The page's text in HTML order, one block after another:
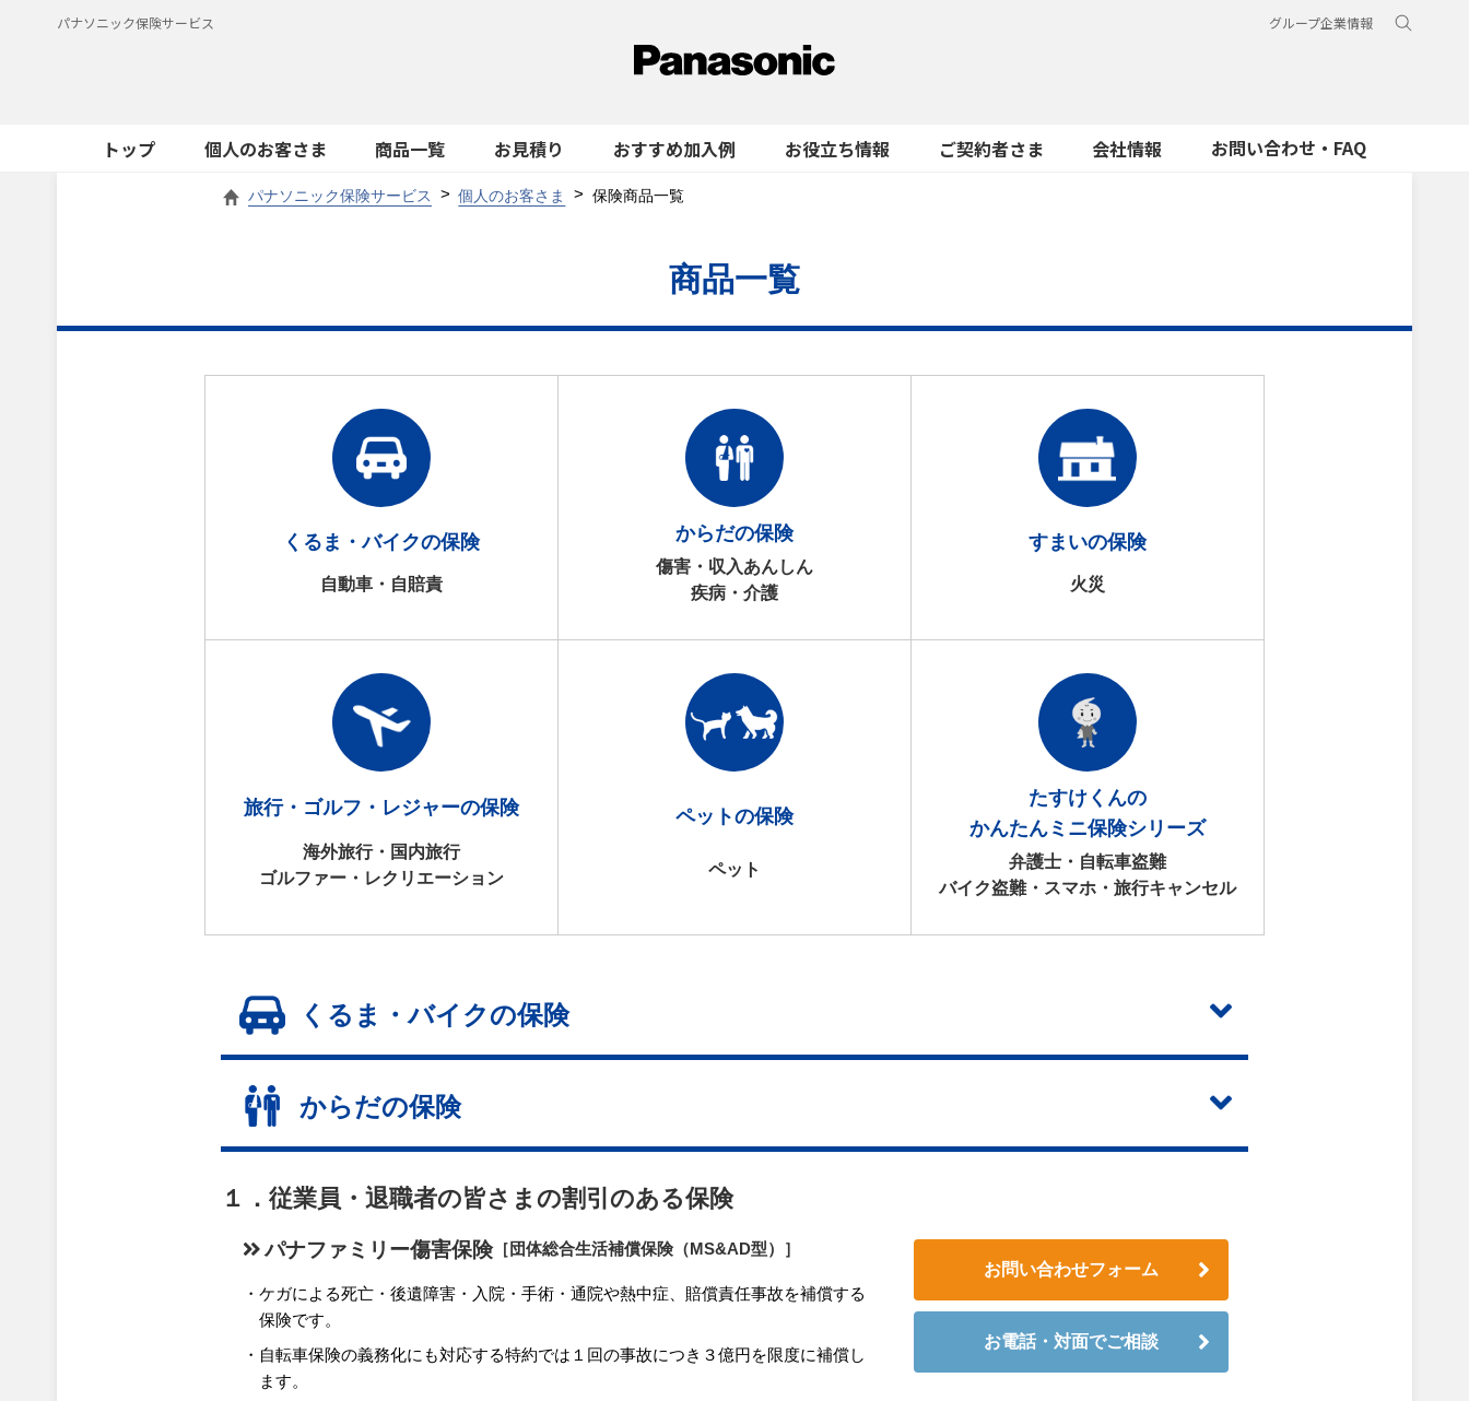
パナソニック保険サービス グループ企業情報
トップ 個人のお客さま 商品一覧 お見積り おすすめ加入例 お役立ち情報 ご契約者さま 会社情報 お問い合わせ・FAQ
パナソニック保険サービス 個人のお客さま 保険商品一覧
商品一覧
くるま・バイクの保険
自動車・自賠責
からだの保険
傷害・収入あんしん
疾病・介護
すまいの保険
火災
旅行・ゴルフ・レジャーの保険
海外旅行・国内旅行
ゴルファー・レクリエーション
ペットの保険
ペット
たすけくんの
かんたんミニ保険シリーズ
弁護士・自転車盗難
バイク盗難・スマホ・旅行キャンセル
くるま・バイクの保険
からだの保険
１．従業員・退職者の皆さまの割引のある保険
パナファミリー傷害保険［団体総合生活補償保険（MS&AD型）］
ケガによる死亡・後遺障害・入院・手術・通院や熱中症、賠償責任事故を補償する
保険です。
自転車保険の義務化にも対応する特約では１回の事故につき３億円を限度に補償し
ます。
お問い合わせフォーム
お電話・対面でご相談